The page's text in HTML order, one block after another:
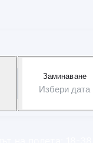
Заминаване
Избери дата